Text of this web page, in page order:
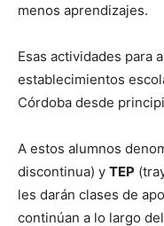
menos aprendizajes.
Esas actividades para
establecimientos
Córdoba desde
A estos alumnos
discontinua) y TEP
les darán clases de
continúan a lo largo